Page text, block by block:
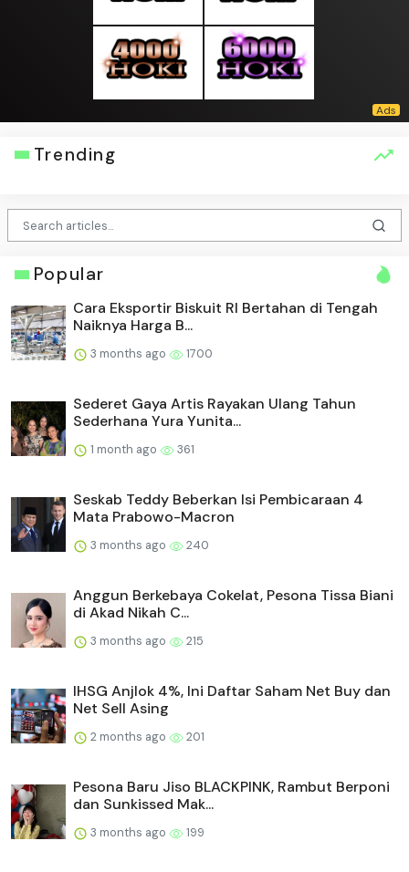
Trending
Popular
Cara Eksportir Biskuit RI Bertahan di Tengah
Naiknya Harga B...
3 months ago 1700
Sederet Gaya Artis Rayakan Ulang Tahun
Sederhana Yura Yunita...
1 month ago 361
Seskab Teddy Beberkan Isi Pembicaraan 4
Mata Prabowo-Macron
3 months ago 240
Anggun Berkebaya Cokelat, Pesona Tissa Biani
di Akad Nikah C...
3 months ago 215
IHSG Anjlok 4%, Ini Daftar Saham Net Buy dan
Net Sell Asing
2 months ago 201
Pesona Baru Jiso BLACKPINK, Rambut Berponi
dan Sunkissed Mak...
3 months ago 199